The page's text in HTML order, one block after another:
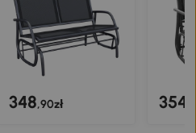
348,90zł 354